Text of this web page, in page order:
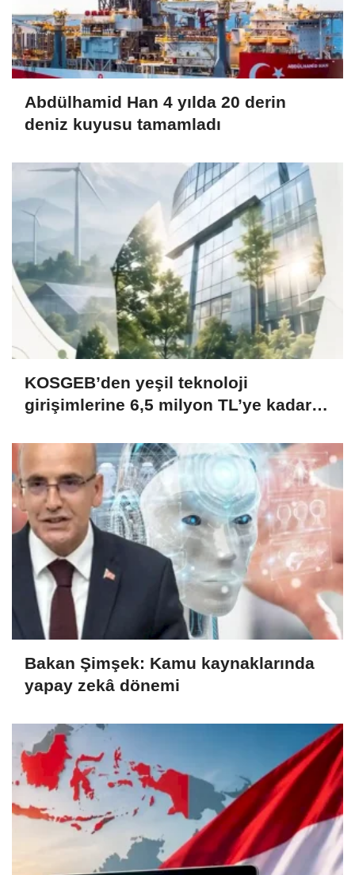
Abdülhamid Han 4 yılda 20 derin
deniz kuyusu tamamladı
KOSGEB’den yeşil teknoloji
girişimlerine 6,5 milyon TL’ye kadar
Bakan Şimşek: Kamu kaynaklarında
yapay zekâ dönemi